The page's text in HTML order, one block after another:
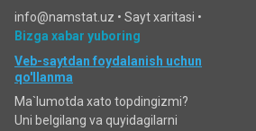
info@namstat.uz • Sayt xaritasi •
Bizga xabar yuboring
Veb-saytdan foydalanish uchun
qo'llanma
Ma`lumotda xato topdingizmi?
Uni belgilang va quyidagilarni